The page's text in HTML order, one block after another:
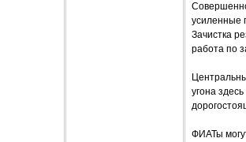
усиленные
Зачистка
работа по
угона
ФИАТы